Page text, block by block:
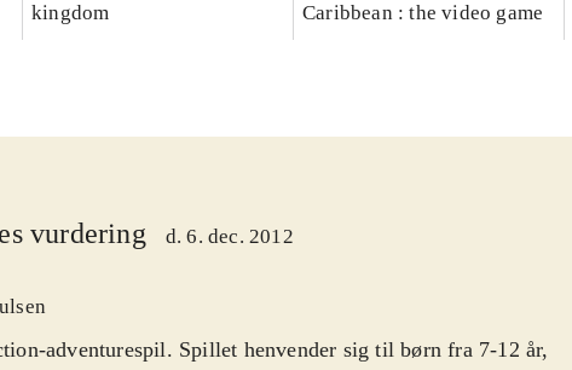
kingdom
Caribbean : the video game
vurdering d. 6. dec. 2012
adventurespil. Spillet henvender sig til børn fra 7-12 år,